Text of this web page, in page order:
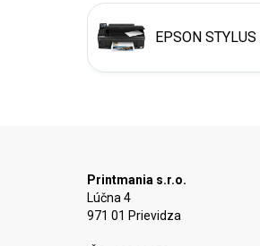
EPSON
Printmania s.r.o.
Lúčna 4
971 01 Prievidza